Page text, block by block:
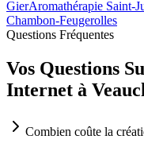
GierAromathérapie Saint-
Chambon-Feugerolles
Questions Fréquentes
Vos Questions
Internet à
Combien coûte la